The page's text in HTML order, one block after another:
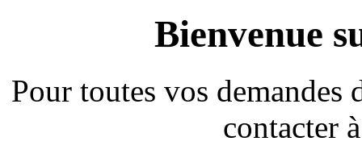
Bienvenue
Pour toutes vos
contacter